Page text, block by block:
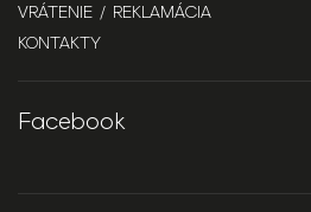
VRÁTENIE / REKLAMÁCIA
KONTAKTY
Facebook